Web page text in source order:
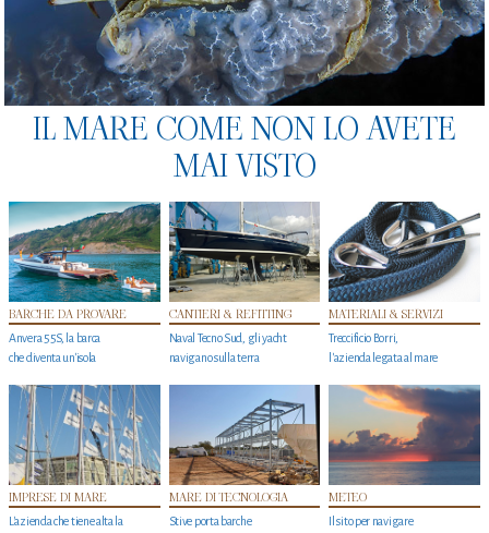
IL MARE COME NON LO AVETE
MAI VISTO
BARCHE DA PROVARE
Anvera 55S, la barca
che diventa un'isola
CANTIERI & REFITTING
Naval Tecno Sud, gli yacht
navigano sulla terra
MATERIALI & SERVIZI
Treccificio Borri,
l'azienda legata al mare
IMPRESE DI MARE
L'azienda che tiene alta la
MARE DI TECNOLOGIA
Stive porta barche
METEO
Il sito per navigare